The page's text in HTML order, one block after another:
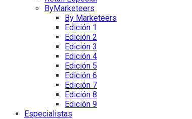
ByMarketeers
By Marketeers
Edición 1
Edición 2
Edición 3
Edición 4
Edición 5
Edición 6
Edición 7
Edición 8
Edición 9
Especialistas